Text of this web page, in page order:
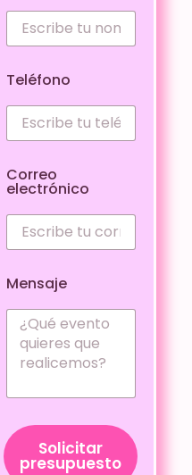
Teléfono
Correo
electrónico
Mensaje
Solicitar
presupuesto